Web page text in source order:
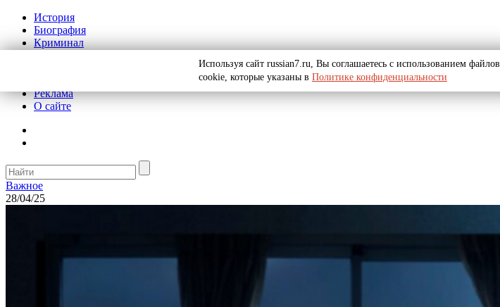
История
Биография
Криминал
Реклама
О сайте
Важное
28/04/25
Используя сайт russian7.ru, Вы соглашаетесь с использованием файлов
cookie, которые указаны в Политике конфиденциальности